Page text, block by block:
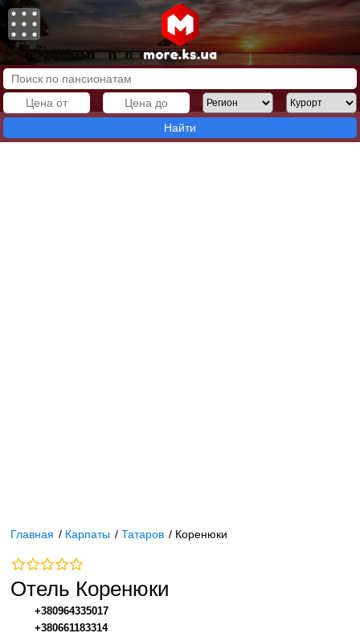
Найти
Главная / Карпаты /Татаров / Коренюки
Отель Коренюки
+380964335017
+380661183314